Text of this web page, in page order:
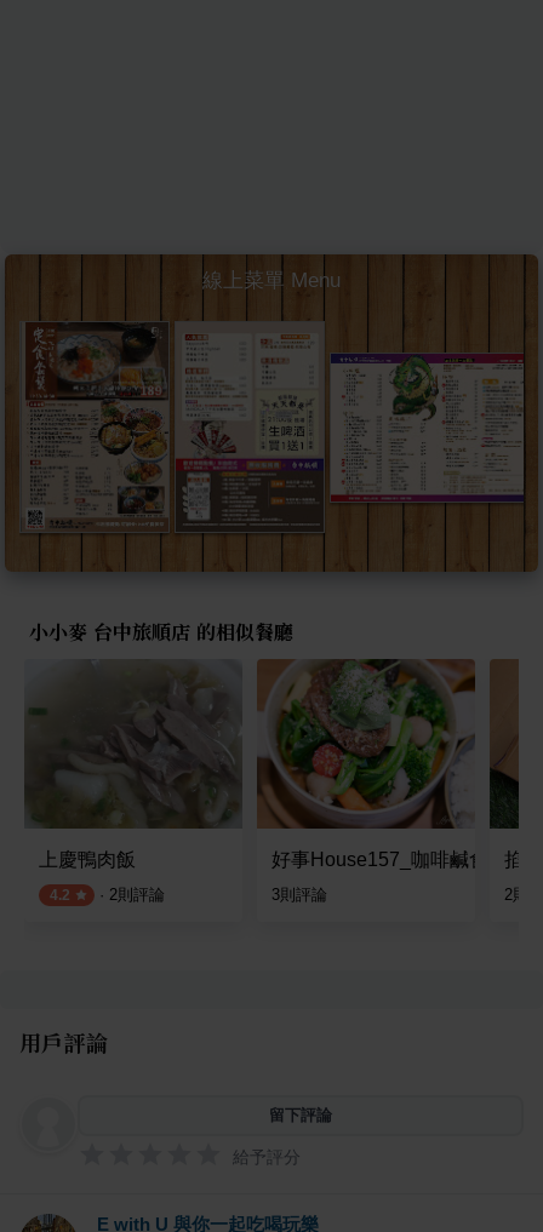
線上菜單 Menu
小小麥 台中旅順店 的相似餐廳
上慶鴨肉飯
4.2 · 2則評論
好事House157_咖啡鹹食
3則評論
掐
2則
用戶評論
留下評論
給予評分
E with U 與你一起吃喝玩樂